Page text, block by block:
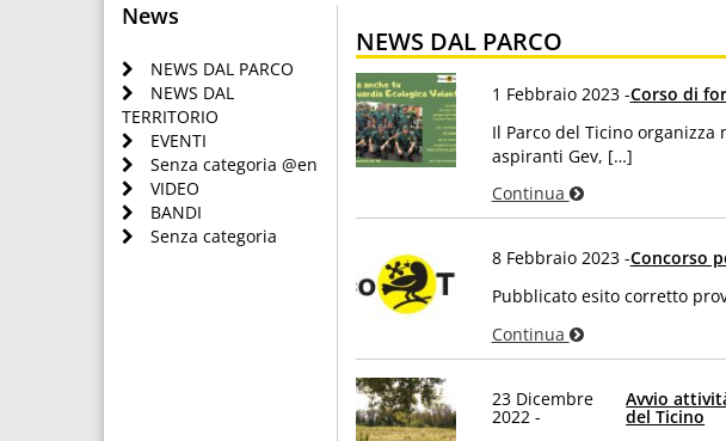
News
NEWS DAL PARCO
NEWS DAL
TERRITORIO
EVENTI
Senza categoria @en
VIDEO
BANDI
Senza categoria
NEWS DAL PARCO
1 Febbraio 2023 -Corso di
Il Parco del Ticino
aspiranti Gev, […]
Continua
8 Febbraio 2023 -Concorso
Pubblicato esito corretto
Continua
23 Dicembre
2022 -
Avvio
del Ticino